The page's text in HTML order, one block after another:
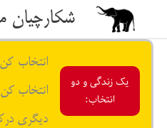
محتوا
شکارچیان
یک زندگی و دو
انتخاب:
انتخاب
انتخاب
دیگری